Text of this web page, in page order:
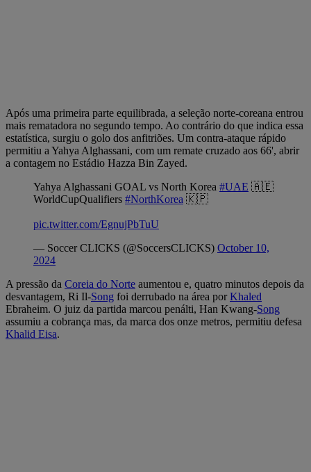
Após uma primeira parte equilibrada, a seleção norte-coreana entrou
mais rematadora no segundo tempo. Ao contrário do que indica essa
estatística, surgiu o golo dos anfitriões. Um contra-ataque rápido
permitiu a Yahya Alghassani, com um remate cruzado aos 66', abrir
a contagem no Estádio Hazza Bin Zayed.
Yahya Alghassani GOAL vs North Korea #UAE 🇦🇪
WorldCupQualifiers #NorthKorea 🇰🇵
pic.twitter.com/EgnujPbTuU
— Soccer CLICKS (@SoccersCLICKS) October 10,
2024
A pressão da Coreia do Norte aumentou e, quatro minutos depois da
desvantagem, Ri Il-Song foi derrubado na área porKhaled
Ebraheim. O juiz da partida marcou penálti, Han Kwang-Song
assumiu a cobrança mas, da marca dos onze metros, permitiu defesa
Khalid Eisa.